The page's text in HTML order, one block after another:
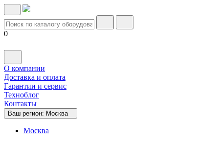
0
О компании
Доставка и оплата
Гарантии и сервис
Техноблог
Контакты
Ваш регион: Москва
Москва